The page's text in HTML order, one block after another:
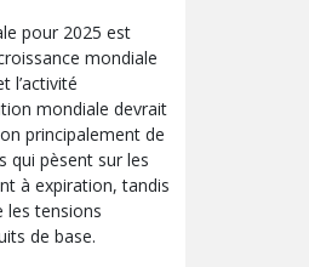
pour 2025 est
mondiale
l’activité
mondiale devrait
principalement de
qui pèsent sur les
à expiration, tandis
les tensions
de base.